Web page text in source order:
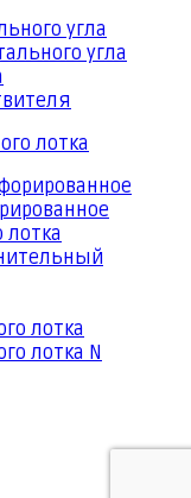
угла
угла
лотка
лотка
лотка
лотка N